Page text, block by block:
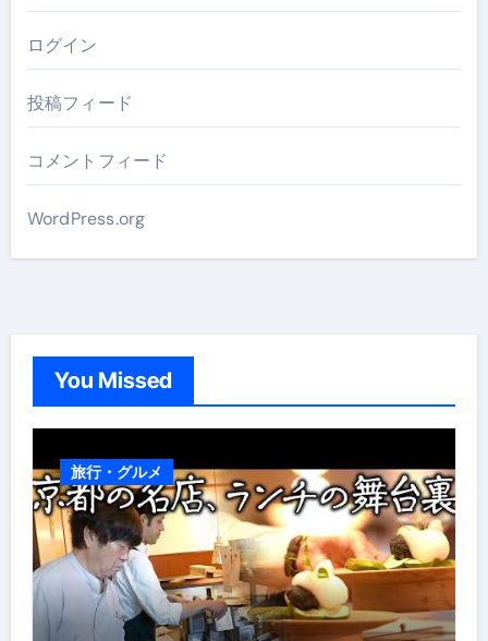
ログイン
投稿フィード
コメントフィード
WordPress.org
You Missed
旅行・グルメ